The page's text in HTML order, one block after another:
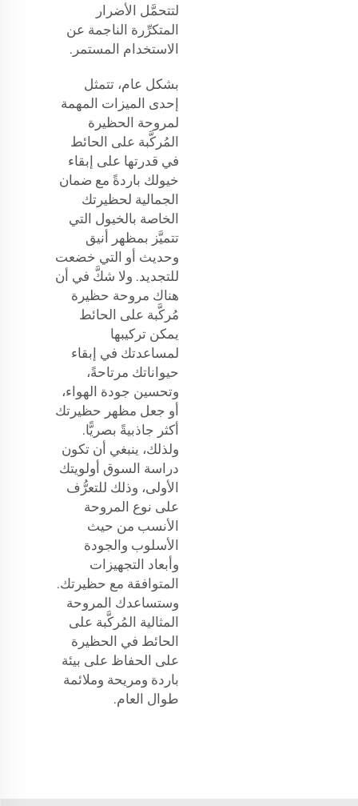
لتتحمَّل الأضرار
المتكرِّرة الناجمة عن
الاستخدام المستمر.
بشكل عام، تتمثل
إحدى الميزات المهمة
لمروحة الحظيرة
المُركَّبة على الحائط
في قدرتها على إبقاء
خيولك باردةً مع ضمان
الجمالية لحظيرتك
الخاصة بالخيول التي
تتميَّز بمظهر أنيق
وحديث أو التي خضعت
للتجديد. ولا شكَّ في أن
هناك مروحة حظيرة
مُركَّبة على الحائط
يمكن تركيبها
لمساعدتك في إبقاء
حيواناتك مرتاحةً،
وتحسين جودة الهواء،
أو جعل مظهر حظيرتك
أكثر جاذبيةً بصريًّا.
ولذلك، ينبغي أن تكون
دراسة السوق أولويتك
الأولى، وذلك للتعرُّف
على نوع المروحة
الأنسب من حيث
الأسلوب والجودة
وأبعاد التجهيزات
المتوافقة مع حظيرتك.
وستساعدك المروحة
المثالية المُركَّبة على
الحائط في الحظيرة
على الحفاظ على بيئة
باردة ومريحة وملائمة
طوال العام.